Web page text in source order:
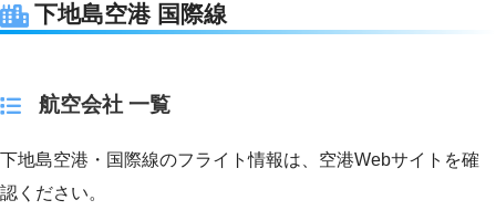
下地島空港 国際線
航空会社 一覧
下地島空港・国際線のフライト情報は、空港Webサイトを確
認ください。